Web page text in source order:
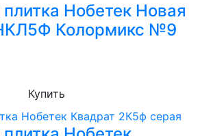
Нобетек Новая
Колормикс №9
Купить